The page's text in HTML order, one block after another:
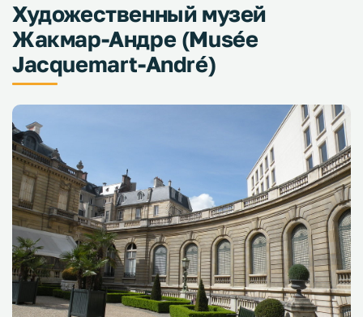
Художественный музей
Жакмар-Андре (Musée
Jacquemart-André)